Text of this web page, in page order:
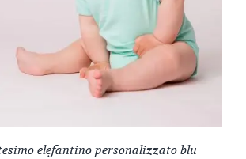
elefantino personalizzato blu